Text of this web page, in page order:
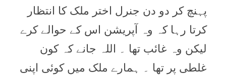
پہنچ کر دو دن جنرل اختر ملک کا انتظار
کرتا رہا کہ وہ آپریشن اس کے حوالے کرے
لیکن وہ غائب تھا ۔ اللہ جانے کہ کون
غلطی پر تھا ۔ ہمارے ملک میں کوئی اپنی